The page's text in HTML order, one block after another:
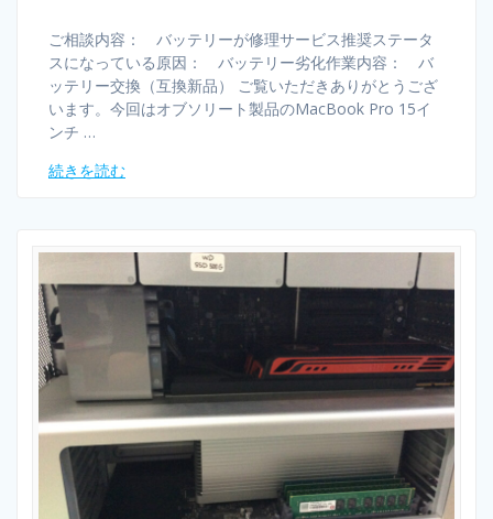
ご相談内容： バッテリーが修理サービス推奨ステータ
スになっている原因： バッテリー劣化作業内容： バ
ッテリー交換（互換新品） ご覧いただきありがとうござ
います。今回はオブソリート製品のMacBook Pro 15イ
ンチ …
続きを読む